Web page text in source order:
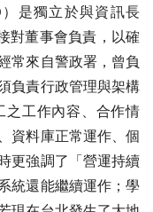
是獨立於與資訊長
對董事會負責，以確
常來自警政署，曾負
負責行政管理與架構
之工作內容、合作情
資料庫正常運作、個
更強調了「營運持續
統還能繼續運作；學